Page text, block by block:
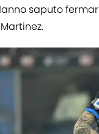
saputo